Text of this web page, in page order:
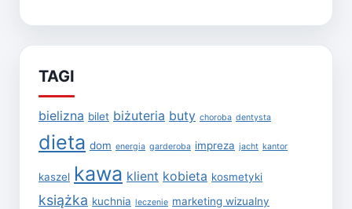
TAGI
bielizna bilet biżuteria buty choroba dentysta
dieta dom energia garderoba impreza jacht kantor
kaszel kawa klient kobieta kosmetyki
książka kuchnia leczenie marketing wizualny